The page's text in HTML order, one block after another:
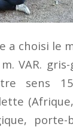
a choisi le
VAR. gris-
sens
porte-